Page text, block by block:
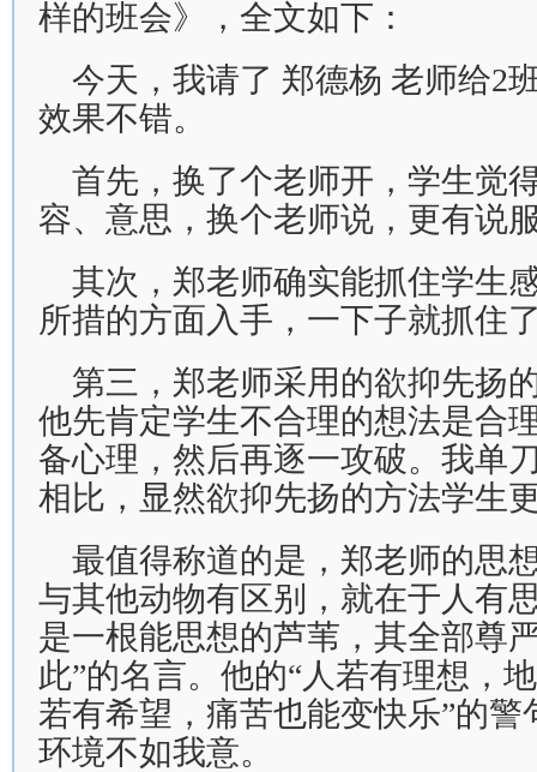
样的班会》，全文如下：
今天，我请了 郑德杨 老师给2
效果不错。
首先，换了个老师开，学生觉
容、意思，换个老师说，更有说
其次，郑老师确实能抓住学生
所措的方面入手，一下子就抓住
第三，郑老师采用的欲抑先扬
他先肯定学生不合理的想法是合
备心理，然后再逐一攻破。我单
相比，显然欲抑先扬的方法学生
最值得称道的是，郑老师的思
与其他动物有区别，就在于人有
是一根能思想的芦苇，其全部尊
此”的名言。他的“人若有理想，
若有希望，痛苦也能变快乐”的
环境不如我意。